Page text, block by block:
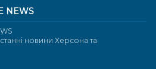
NEWS
новини Херсона та